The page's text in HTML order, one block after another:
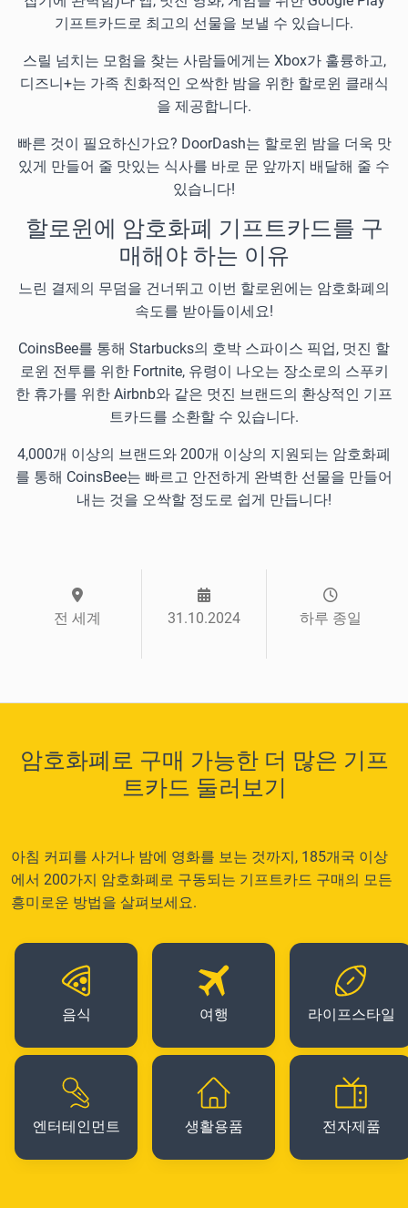
기프트카드로 최고의 선물을 보낼 수 있습니다.
스릴 넘치는 모험을 찾는 사람들에게는 Xbox가 훌륭하고,
디즈니+는 가족 친화적인 오싹한 밤을 위한 할로윈 클래식
을 제공합니다.
빠른 것이 필요하신가요? DoorDash는 할로윈 밤을 더욱 맛
있게 만들어 줄 맛있는 식사를 바로 문 앞까지 배달해 줄 수
있습니다!
할로윈에 암호화폐 기프트카드를 구
매해야 하는 이유
느린 결제의 무덤을 건너뛰고 이번 할로윈에는 암호화폐의
속도를 받아들이세요!
CoinsBee를 통해 Starbucks의 호박 스파이스 픽업, 멋진 할
로윈 전투를 위한 Fortnite, 유령이 나오는 장소로의 스푸키
한 휴가를 위한 Airbnb와 같은 멋진 브랜드의 환상적인 기프
트카드를 소환할 수 있습니다.
4,000개 이상의 브랜드와 200개 이상의 지원되는 암호화폐
를 통해 CoinsBee는 빠르고 안전하게 완벽한 선물을 만들어
내는 것을 오싹할 정도로 쉽게 만듭니다!
전 세계 31.10.2024 하루 종일
암호화폐로 구매 가능한 더 많은 기프
트카드 둘러보기
아침 커피를 사거나 밤에 영화를 보는 것까지, 185개국 이상
에서 200가지 암호화폐로 구동되는 기프트카드 구매의 모든
흥미로운 방법을 살펴보세요.
음식 여행 라이프스타일
엔터테인먼트 생활용품 전자제품